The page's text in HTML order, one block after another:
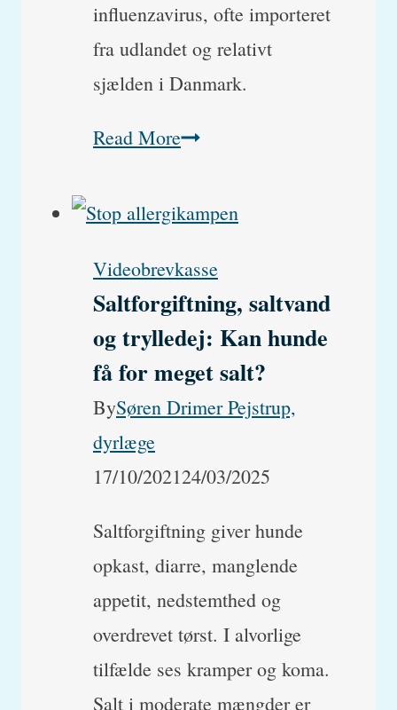
influenzavirus, ofte importeret
fra udlandet og relativt
sjælden i Danmark.
Read MoreHvad
hunde-
(hint:
Ikke
Kennelhoste)
Videobrevkasse
Saltforgiftning, saltvand
og trylledej: Kan hunde
få for meget salt?
BySøren Drimer Pejstrup,
dyrlæge
17/10/202124/03/2025
Saltforgiftning giver hunde
opkast, diarre, manglende
appetit, nedstemthed og
overdrevet tørst. I alvorlige
tilfælde ses kramper og koma.
Salt i moderate mængder er